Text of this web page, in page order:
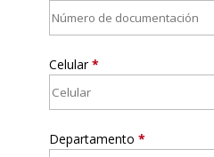
Celular*
Departamento*